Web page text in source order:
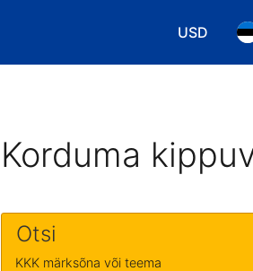
USD
Vali
Korduma
Otsi
KKK märksõna või teema